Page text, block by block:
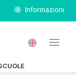
Informazioni